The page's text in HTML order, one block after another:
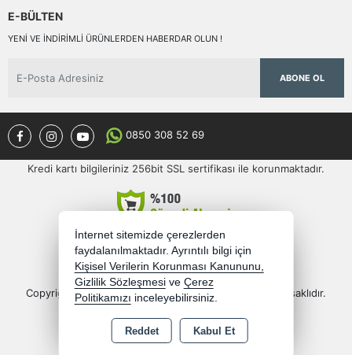
E-BÜLTEN
YENI VE INDIRIMLI ÜRÜNLERDEN HABERDAR OLUN !
ABONE OL
0850 308 52 69
Kredi kartı bilgileriniz 256bit SSL sertifikası ile korunmaktadır.
Copyright 2026 semercioglutoptan.com - Tüm hakları saklıdır.
Bu site AKINSOFT E-Ticaret ile hazırlanmıştır.
İnternet sitemizde çerezlerden
faydalanılmaktadır. Ayrıntılı bilgi için
Kişisel Verilerin Korunması Kanununu,
Gizlilik Sözleşmesi ve Çerez
Politikamızı inceleyebilirsiniz.
Reddet Kabul Et